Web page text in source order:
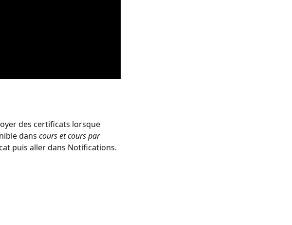
des certificats lorsque
dans cours et cours par
puis aller dans Notifications.